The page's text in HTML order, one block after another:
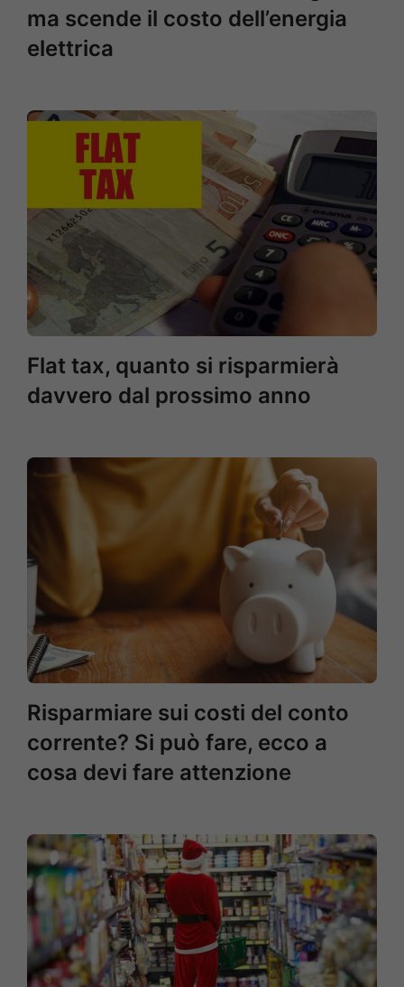
ma scende il costo dell’energia
elettrica
Flat tax, quanto si risparmierà
davvero dal prossimo anno
Risparmiare sui costi del conto
corrente? Si può fare, ecco a
cosa devi fare attenzione